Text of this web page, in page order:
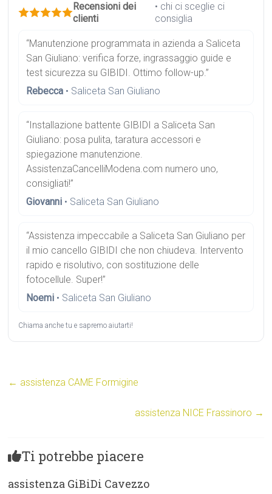
Recensioni dei
clienti
• chi ci sceglie ci
consiglia
“Manutenzione programmata in azienda a Saliceta
San Giuliano: verifica forze, ingrassaggio guide e
test sicurezza su GIBIDI. Ottimo follow-up.”
Rebecca • Saliceta San Giuliano
“Installazione battente GIBIDI a Saliceta San
Giuliano: posa pulita, taratura accessori e
spiegazione manutenzione.
AssistenzaCancelliModena.com numero uno,
consigliati!”
Giovanni • Saliceta San Giuliano
“Assistenza impeccabile a Saliceta San Giuliano per
il mio cancello GIBIDI che non chiudeva. Intervento
rapido e risolutivo, con sostituzione delle
fotocellule. Super!”
Noemi • Saliceta San Giuliano
Chiama anche tu e sapremo aiutarti!
← assistenza CAME Formigine
assistenza NICE Frassinoro →
Ti potrebbe piacere
assistenza GiBiDi Cavezzo